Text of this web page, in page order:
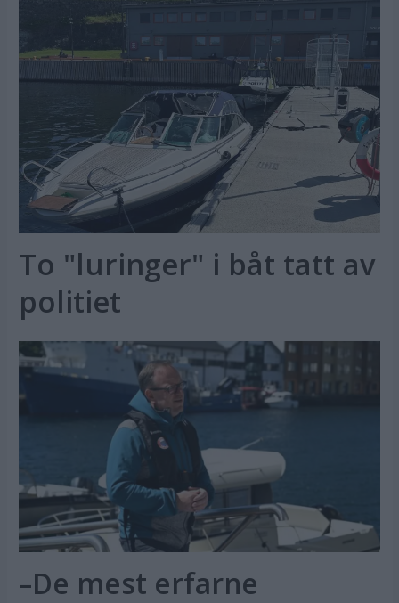
To "luringer" i båt tatt av
politiet
–De mest erfarne